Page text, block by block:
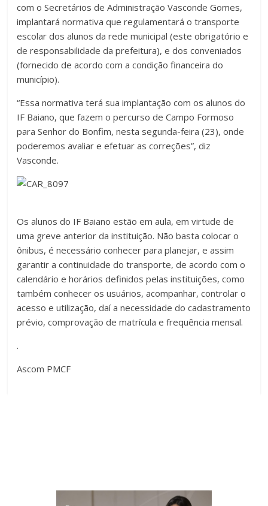
com o Secretários de Administração Vasconde Gomes,
implantará normativa que regulamentará o transporte
escolar dos alunos da rede municipal (este obrigatório e
de responsabilidade da prefeitura), e dos conveniados
(fornecido de acordo com a condição financeira do
município).
“Essa normativa terá sua implantação com os alunos do
IF Baiano, que fazem o percurso de Campo Formoso
para Senhor do Bonfim, nesta segunda-feira (23), onde
poderemos avaliar e efetuar as correções”, diz
Vasconde.
Os alunos do IF Baiano estão em aula, em virtude de
uma greve anterior da instituição. Não basta colocar o
ônibus, é necessário conhecer para planejar, e assim
garantir a continuidade do transporte, de acordo com o
calendário e horários definidos pelas instituições, como
também conhecer os usuários, acompanhar, controlar o
acesso e utilização, daí a necessidade do cadastramento
prévio, comprovação de matrícula e frequência mensal.
.
Ascom PMCF